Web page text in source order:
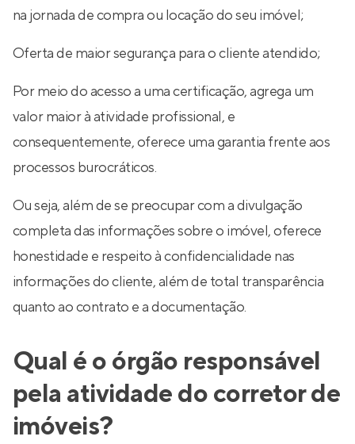
na jornada de compra ou locação do seu imóvel;
Oferta de maior segurança para o cliente atendido;
Por meio do acesso a uma certificação, agrega um
valor maior à atividade profissional, e
consequentemente, oferece uma garantia frente aos
processos burocráticos.
Ou seja, além de se preocupar com a divulgação
completa das informações sobre o imóvel, oferece
honestidade e respeito à confidencialidade nas
informações do cliente, além de total transparência
quanto ao contrato e a documentação.
Qual é o órgão responsável
pela atividade do corretor de
imóveis?